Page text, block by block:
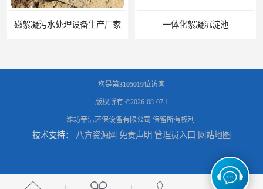
磁絮凝污水处理设备生产厂家 一体化絮凝沉淀池
混凝土搅拌站絮凝沉淀污水处理设备 一体化碳钢絮凝沉淀设备去除悬浮球物
您是第3105019位访客
版权所有 ©2026-08-07 1
潍坊帝洁环保设备有限公司 保留所有权利.
技术支持： 八方资源网 免责声明 管理员入口 网站地图